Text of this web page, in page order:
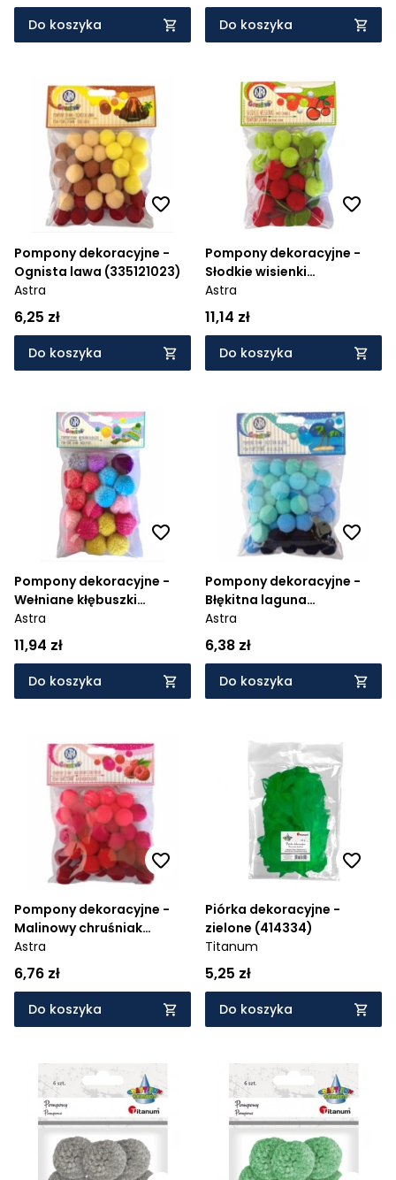
Do koszyka Do koszyka
Pompony dekoracyjne -
Ognista lawa (335121023)
Astra
6,25 zł
Do koszyka
Pompony dekoracyjne -
Słodkie wisienki
(335121012)
Astra
11,14 zł
Do koszyka
Pompony dekoracyjne -
Wełniane kłębuszki
(335121013)
Astra
11,94 zł
Do koszyka
Pompony dekoracyjne -
Błękitna laguna
(335121020)
Astra
6,38 zł
Do koszyka
Pompony dekoracyjne -
Malinowy chruśniak
(335121021)
Astra
6,76 zł
Do koszyka
Piórka dekoracyjne -
zielone (414334)
Titanum
5,25 zł
Do koszyka